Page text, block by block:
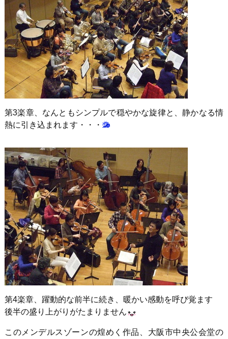
第3楽章、なんともシンプルで穏やかな旋律と、静かなる情
熱に引き込まれます・・・
第4楽章、躍動的な前半に続き、暖かい感動を呼び覚ます
後半の盛り上がりがたまりません
このメンデルスゾーンの煌めく作品、大阪市中央公会堂の